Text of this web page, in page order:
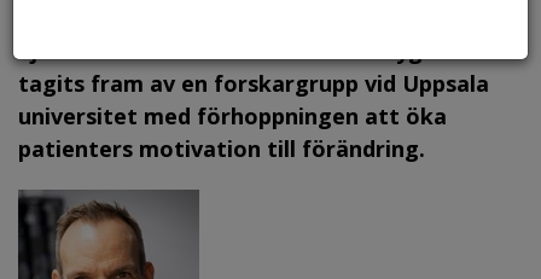
tagits fram av en forskargrupp vid Uppsala
universitet med förhoppningen att öka
patienters motivation till förändring.